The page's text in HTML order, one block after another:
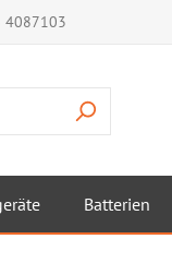
4087103
Batterien